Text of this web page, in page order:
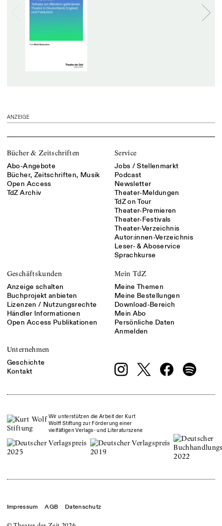
ANZEIGE
Bücher & Zeitschriften
Abo-Angebote
Bücher, Zeitschriften, Musik
Open Access
TdZ Archiv
Service
Jobs / Stellenmarkt
Podcast
Newsletter
Theater-Meldungen
TdZ on Tour
Theater-Premieren
Theater-Festivals
Theater-Verzeichnis
Autor:innen-Verzeichnis
Leser- & Aboservice
Sprachkurse
Geschäftskunden
Anzeige schalten
Buchprojekt anbieten
Lizenzen / Nutzungsrechte
Händler Informationen
Open Access Publikationen
Mein TdZ
Meine Themen
Meine Bestellungen
Download-Bereich
Mein Abo
Persönliche Daten
Anmelden
Unternehmen
Geschichte
Kontakt
Wir unterstützen die Arbeit der Kurt
Wolff Stiftung zur Förderung einer
vielfältigen Verlags- und Literaturszene
Impressum AGB Datenschutz